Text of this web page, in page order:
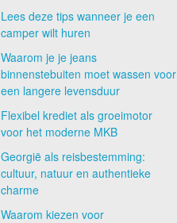
Lees deze tips wanneer je een
camper wilt huren
Waarom je je jeans
binnenstebuiten moet wassen voor
een langere levensduur
Flexibel krediet als groeimotor
voor het moderne MKB
Georgië als reisbestemming:
cultuur, natuur en authentieke
charme
Waarom kiezen voor